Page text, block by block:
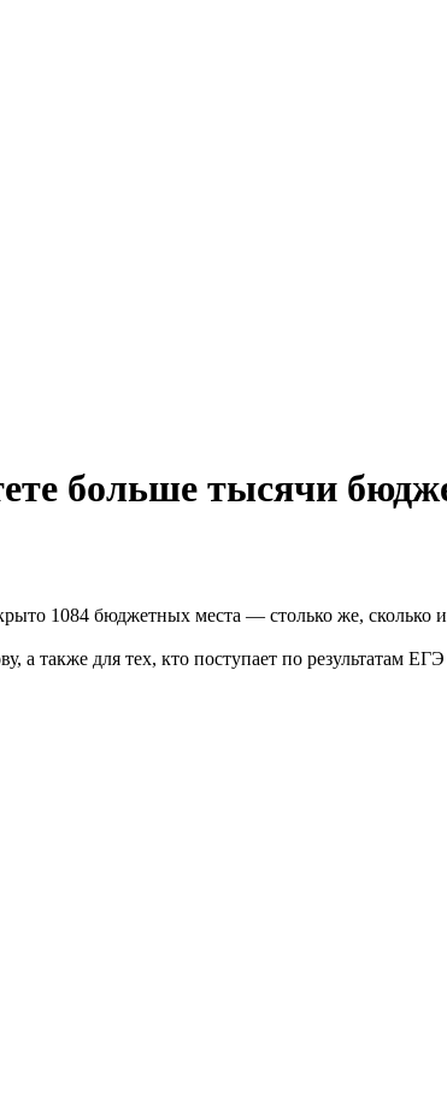
больше тысячи
1084 бюджетных места — столько же, сколько
также для тех, кто поступает по результатам